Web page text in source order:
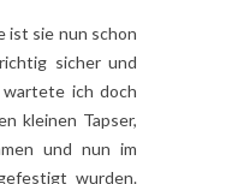
ist sie nun schon
sicher und
ich doch
kleinen Tapser,
und nun im
wurden.